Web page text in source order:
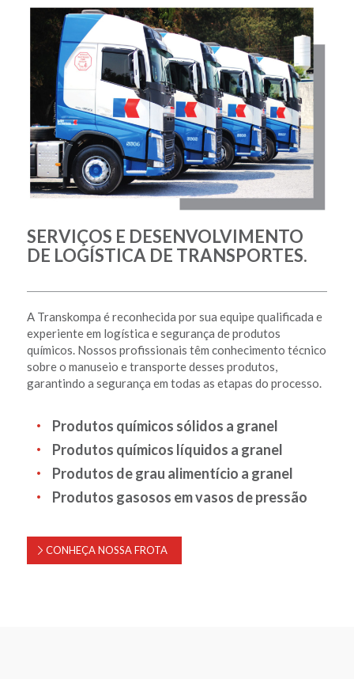
SERVIÇOS E DESENVOLVIMENTO
DE LOGÍSTICA DE TRANSPORTES.
A Transkompa é reconhecida por sua equipe qualificada e
experiente em logística e segurança de produtos
químicos. Nossos profissionais têm conhecimento técnico
sobre o manuseio e transporte desses produtos,
garantindo a segurança em todas as etapas do processo.
Produtos químicos sólidos a granel
Produtos químicos líquidos a granel
Produtos de grau alimentício a granel
Produtos gasosos em vasos de pressão
CONHEÇA NOSSA FROTA